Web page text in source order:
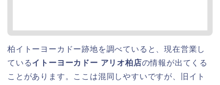
柏イトーヨーカドー跡地を調べていると、現在営業し
ているイトーヨーカドー アリオ柏店の情報が出てくる
ことがあります。ここは混同しやすいですが、旧イト